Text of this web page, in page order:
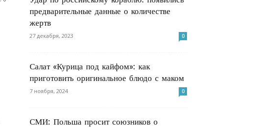
предварительные данные о количестве
жертв
27 декабря, 2023 0
Салат «Курица под кайфом»: как
приготовить оригинальное блюдо с маком
7 ноября, 2024 0
СМИ: Польша просит союзников о